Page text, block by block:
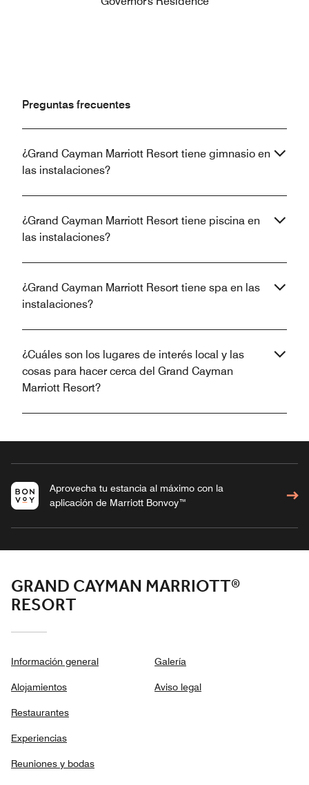
Preguntas frecuentes
¿Grand Cayman Marriott Resort tiene gimnasio en
las instalaciones?
¿Grand Cayman Marriott Resort tiene piscina en
las instalaciones?
¿Grand Cayman Marriott Resort tiene spa en las
instalaciones?
¿Cuáles son los lugares de interés local y las
cosas para hacer cerca del Grand Cayman
Marriott Resort?
Aprovecha tu estancia al máximo con la
aplicación de Marriott Bonvoy™
GRAND CAYMAN MARRIOTT®
RESORT
Información general
Alojamientos
Restaurantes
Experiencias
Reuniones y bodas
Galería
Aviso legal